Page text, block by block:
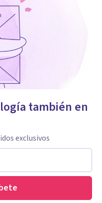
también en
exclusivos